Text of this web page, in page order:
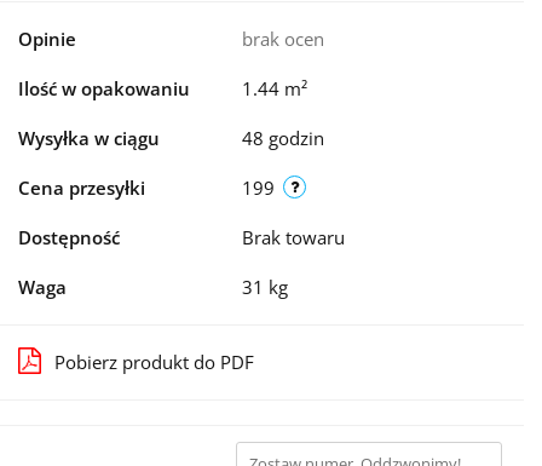
Opinie brak ocen
Ilość w opakowaniu 1.44 m²
Wysyłka w ciągu 48 godzin
Cena przesyłki 199
Dostępność Brak towaru
Waga 31 kg
Pobierz produkt do PDF